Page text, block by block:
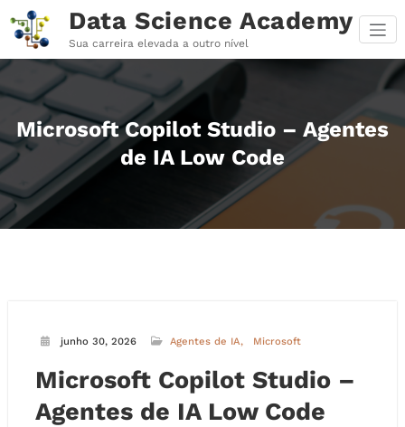
para
conteúdo
Data Science Academy
Sua carreira elevada a outro nível
Microsoft Copilot Studio – Agentes
de IA Low Code
junho 30, 2026 Agentes de IA Microsoft
Microsoft Copilot Studio –
Agentes de IA Low Code